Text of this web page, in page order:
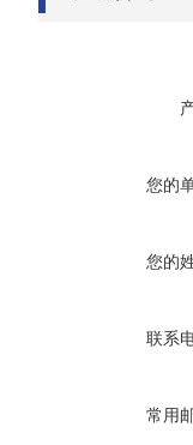
您的
您的
联系
常用